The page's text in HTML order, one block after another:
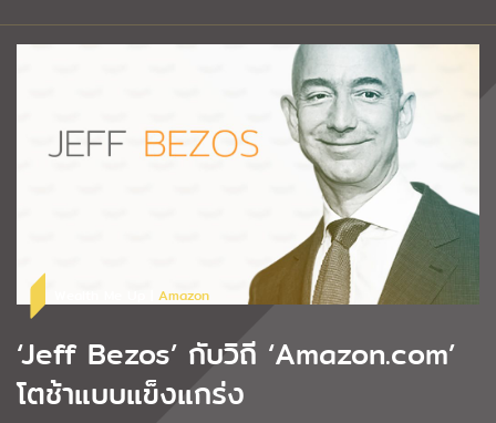
Amazon
‘Jeff Bezos’ กับวิถี ‘Amazon.com’
โตช้าแบบแข็งแกร่ง